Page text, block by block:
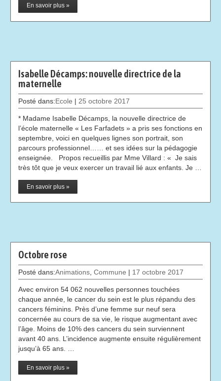
En savoir plus »
Isabelle Décamps: nouvelle directrice de la
maternelle
Posté dans:Ecole | 25 octobre 2017
* Madame Isabelle Décamps, la nouvelle directrice de
l’école maternelle « Les Farfadets » a pris ses fonctions en
septembre, voici en quelques lignes son portrait, son
parcours professionnel…… et ses idées sur la pédagogie
enseignée. Propos recueillis par Mme Villard : « Je sais
très tôt que je veux exercer un travail lié aux enfants. Je …
En savoir plus »
Octobre rose
Posté dans:Animations ,Commune | 17 octobre 2017
Avec environ 54 062 nouvelles personnes touchées
chaque année, le cancer du sein est le plus répandu des
cancers féminins. Près d’une femme sur neuf sera
concernée au cours de sa vie, le risque augmentant avec
l’âge. Moins de 10% des cancers du sein surviennent
avant 40 ans. L’incidence augmente ensuite régulièrement
jusqu’à 65 ans. …
En savoir plus »